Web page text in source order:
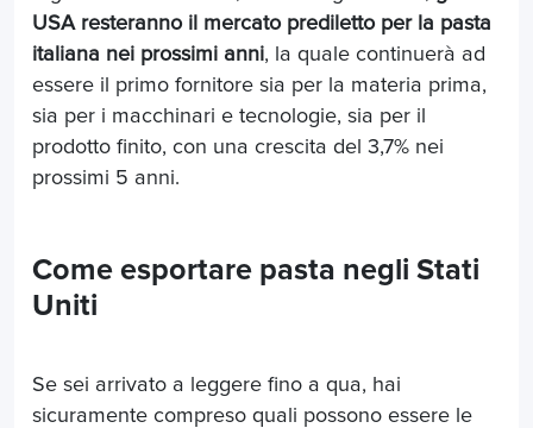
USA resteranno il mercato prediletto per la pasta
italiana nei prossimi anni, la quale continuerà ad
essere il primo fornitore sia per la materia prima,
sia per i macchinari e tecnologie, sia per il
prodotto finito, con una crescita del 3,7% nei
prossimi 5 anni.
Come esportare pasta negli Stati
Uniti
Se sei arrivato a leggere fino a qua, hai
sicuramente compreso quali possono essere le